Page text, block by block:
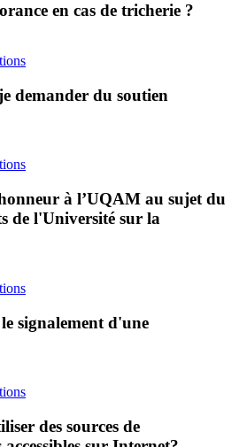
en cas de tricherie ?
demander du soutien
à l’UQAM au sujet du
de l'Université sur la
signalement d'une
des sources de